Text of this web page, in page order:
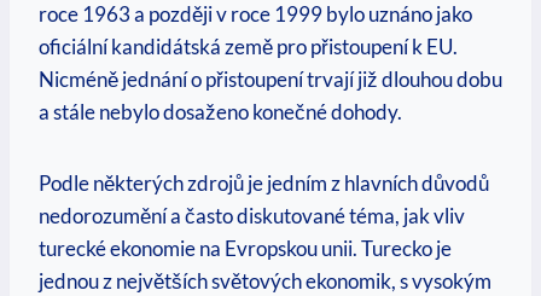
roce 1963 a později v roce 1999 bylo uznáno jako
oficiální kandidátská země pro přistoupení k EU.
Nicméně jednání o přistoupení trvají již dlouhou dobu
a stále nebylo dosaženo konečné dohody.
Podle některých zdrojů je jedním z hlavních důvodů
nedorozumění a často diskutované téma, jak vliv
turecké ekonomie na Evropskou unii. Turecko je
jednou z největších světových ekonomik, s vysokým